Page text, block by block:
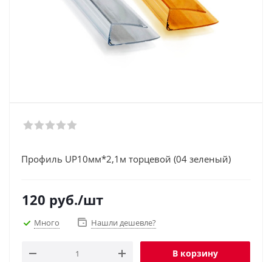
Профиль UP10мм*2,1м торцевой (04 зеленый)
120 руб./шт
Много Нашли дешевле?
В корзину